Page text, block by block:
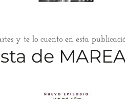
y te lo cuento en esta
de